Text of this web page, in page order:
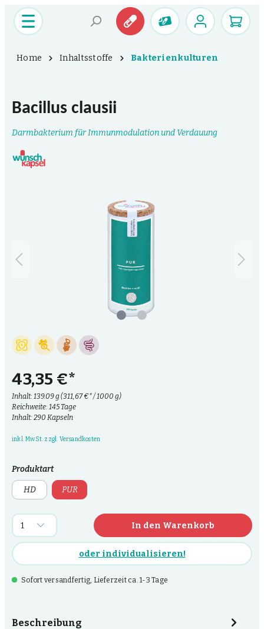
Home Inhaltsstoffe Bakterienkulturen
Bacillus clausii
Darmbakterium für Immunmodulation und Verdauung
43,35 €*
Inhalt: 139.09 g(311,67 €* / 1000 g)
Reichweite: 145 Tage
Inhalt: 290 Kapseln
inkl. MwSt. zzgl. Versandkosten
Produktart
HD PUR
In den Warenkorb
oder individualisieren!
Sofort versandfertig, Lieferzeit ca. 1-3 Tage
Beschreibung